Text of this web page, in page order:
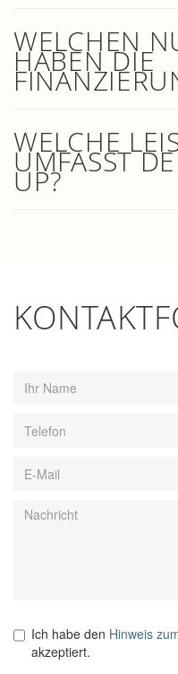
WELCHEN
HABEN DIE
WELCHE
UMFASST
UP?
Ich habe den Hinweis
akzeptiert.